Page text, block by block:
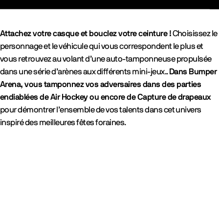
Attachez votre casque et bouclez votre ceinture !Choisissez le
personnage et le véhicule qui vous correspondent le plus et
vous retrouvez au volant d’une auto-tamponneuse propulsée
dans une série d’arènes aux différents mini-jeux.. Dans Bumper
Arena, vous tamponnez vos adversaires dans des parties
endiablées de Air Hockey ou encore de Capture de drapeaux
pour démontrer l’ensemble de vos talents dans cet univers
inspiré des meilleures fêtes foraines.